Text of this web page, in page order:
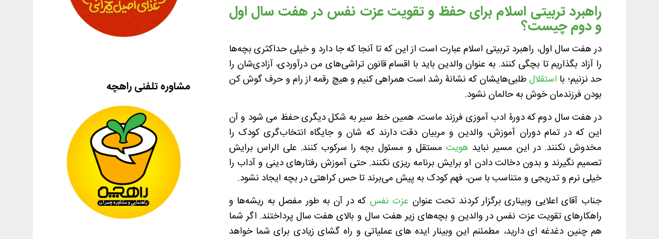
راهبرد تربیتی اسلام برای حفظ و تقویت عزت نفس در هفت سال اول
و دوم چیست؟
در هفت سال اول، راهبرد تربیتی اسلام عبارت است از این که تا آنجا که جا دارد و خیلی حداکثری بچه‌ها
را آزاد بگذاریم تا بچگی کنند. به عنوان والدین باید با اقسام قانون تراشی‌های من درآوردی، آزادی‌شان را
حد نزنیم؛ با استقلالطلبی‌هایشان که نشانۀ رشد است همراهی کنیم و هیچ رقمه از رام و حرف گوش کن
بودن فرزندمان خوش به حالمان نشود.
در هفت سال دوم که دورۀ ادب آموزی فرزند ماست، همین خط سیر به شکل دیگری حفظ می شود و آن
این که در تمام دوران آموزش‌، والدین و مربیان دقت دارند که شان و جایگاه انتخاب‌گری کودک را
مخدوش نکنند. در این مسیر نباید هویتمستقل و مسئول بچه را سرکوب کنند. علی الراس برایش
تصمیم نگیرند و بدون دخالت دادن او برایش برنامه ریزی نکنند. حتی آموزش رفتارهای دینی و آداب را
خیلی نرم و تدریجی و متناسب با سن، فهم کودک به پیش می‌برند تا حس کراهتی در بچه ایجاد نشود.
جناب آقای اعلایی وبیناری برگزار کردند تحت عنوان عزت نفس که در آن به طور مفصل به ریشه‌ها و
راهکارهای تقویت عزت نفس در والدین و بچه‌های زیر هفت سال و بالای هفت سال پرداختند. اگر شما
هم چنین دغدغه ای دارید، مطمئنم این وبینار ایده های عملیاتی و راه گشای زیادی برای شما خواهد
مشاوره تلفنی راهچه